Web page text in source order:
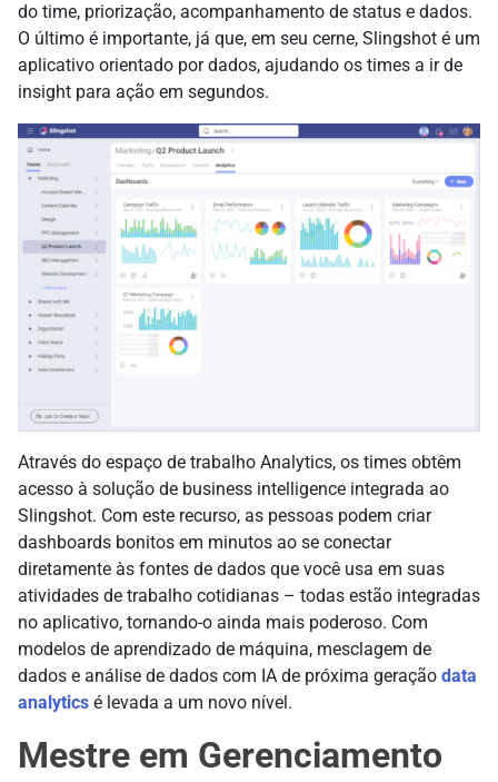
do time, priorização, acompanhamento de status e dados.
O último é importante, já que, em seu cerne, Slingshot é um
aplicativo orientado por dados, ajudando os times a ir de
insight para ação em segundos.
Através do espaço de trabalho Analytics, os times obtêm
acesso à solução de business intelligence integrada ao
Slingshot. Com este recurso, as pessoas podem criar
dashboards bonitos em minutos ao se conectar
diretamente às fontes de dados que você usa em suas
atividades de trabalho cotidianas – todas estão integradas
no aplicativo, tornando-o ainda mais poderoso. Com
modelos de aprendizado de máquina, mesclagem de
dados e análise de dados com IA de próxima geração data
analytics é levada a um novo nível.
Mestre em Gerenciamento